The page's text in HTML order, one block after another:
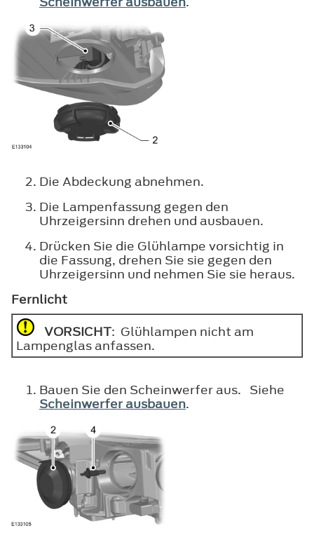
Die Abdeckung abnehmen.
Die Lampenfassung gegen den
Uhrzeigersinn drehen und ausbauen.
Drücken Sie die Glühlampe vorsichtig in
die Fassung, drehen Sie sie gegen den
Uhrzeigersinn und nehmen Sie sie heraus.
Fernlicht
VORSICHT: Glühlampen nicht am
Lampenglas anfassen.
Bauen Sie den Scheinwerfer aus. Siehe
Scheinwerfer ausbauen.